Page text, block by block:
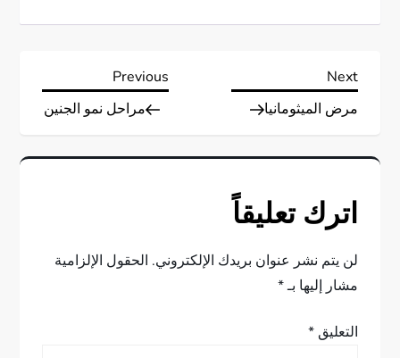
ت
ص
فّ
ح
ا
ل
م
Previous
Post
Previous
مراحل نمو الجنين
Next
Next
مرض الميثومانيا
اترك تعليقاً
لن يتم نشر عنوان بريدك الإلكتروني. الحقول الإلزامية
مشار إليها بـ*
التعليق*